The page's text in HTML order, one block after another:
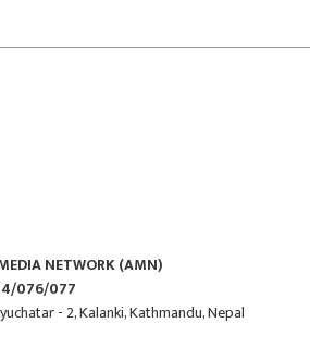
NETWORK (AMN)
076/077
- 2, Kalanki, Kathmandu, Nepal